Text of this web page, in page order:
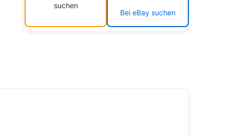
suchen
Bei eBay suchen